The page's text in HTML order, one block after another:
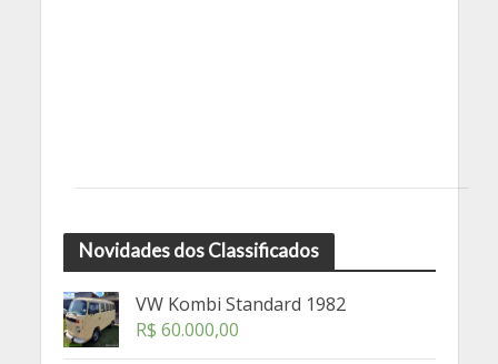
Novidades dos Classificados
VW Kombi Standard 1982
R$ 60.000,00